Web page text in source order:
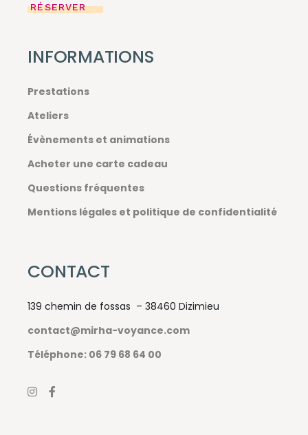
RÉSERVER
INFORMATIONS
Prestations
Ateliers
Évènements et animations
Acheter une carte cadeau
Questions fréquentes
Mentions légales et politique de confidentialité
CONTACT
139 chemin de fossas – 38460 Dizimieu
contact@mirha-voyance.com
Téléphone: 06 79 68 64 00